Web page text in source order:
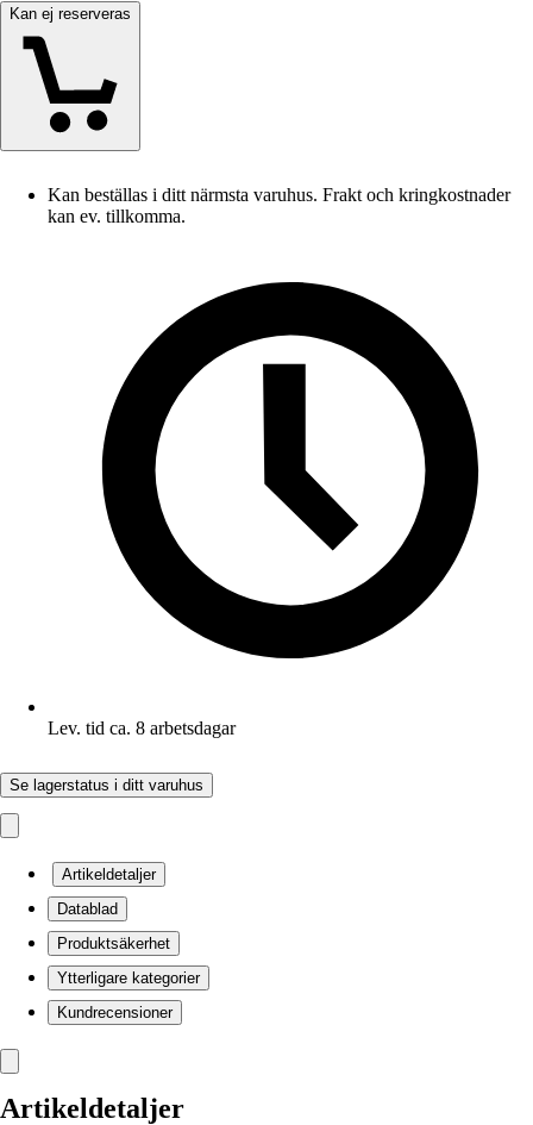
Kan ej reserveras
Kan beställas i ditt närmsta varuhus. Frakt och kringkostnader
kan ev. tillkomma.
Lev. tid ca. 8 arbetsdagar
Se lagerstatus i ditt varuhus
Artikeldetaljer
Datablad
Produktsäkerhet
Ytterligare kategorier
Kundrecensioner
Artikeldetaljer